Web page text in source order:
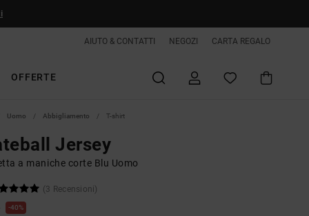
AIUTO & CONTATTI NEGOZI CARTA REGALO
OFFERTE
Uomo Abbigliamento T-shirt
Jersey
a maniche corte Blu Uomo
(3 Recensioni)
40%